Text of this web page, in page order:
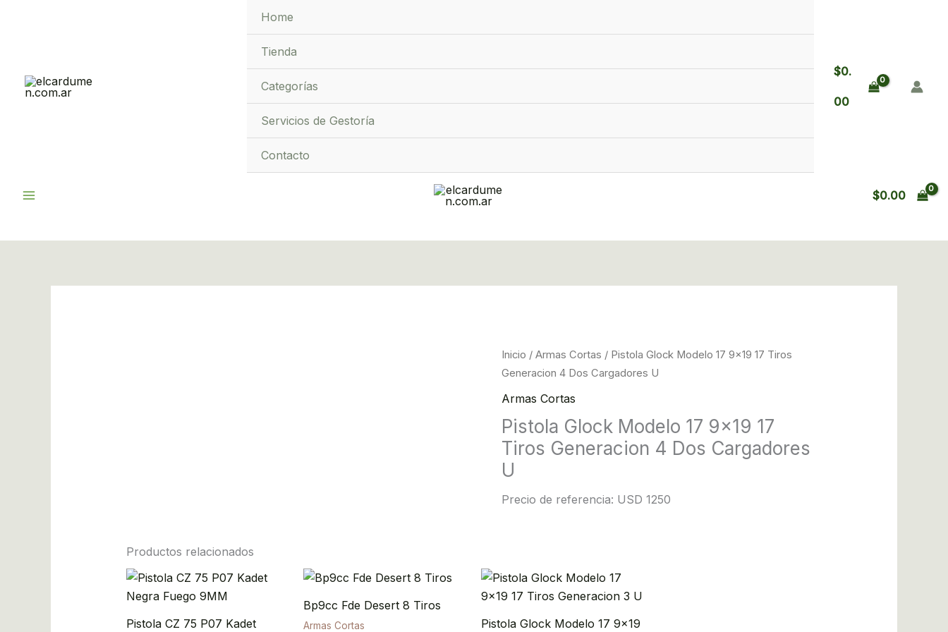
Home
Tienda
Categorías
Servicios de Gestoría
Contacto
$0.
00
$0.00
Inicio /Armas Cortas / Pistola Glock Modelo 17 9×19 17 Tiros
Generacion 4 Dos Cargadores U
Armas Cortas
Pistola Glock Modelo 17 9×19 17
Tiros Generacion 4 Dos Cargadores
U
Precio de referencia: USD 1250
Productos relacionados
Pistola CZ 75 P07 Kadet
Bp9cc Fde Desert 8 Tiros
Armas Cortas
Pistola Glock Modelo 17 9×19